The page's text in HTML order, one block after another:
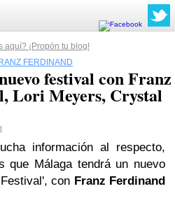
aquí? ¡Propón tu blog!
FERDINAND
festival con Franz
Lori Meyers, Crystal
información al respecto,
que Málaga tendrá un nuevo
con Franz Ferdinand